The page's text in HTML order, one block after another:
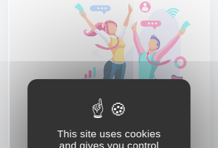
This site uses cookies
and gives you control